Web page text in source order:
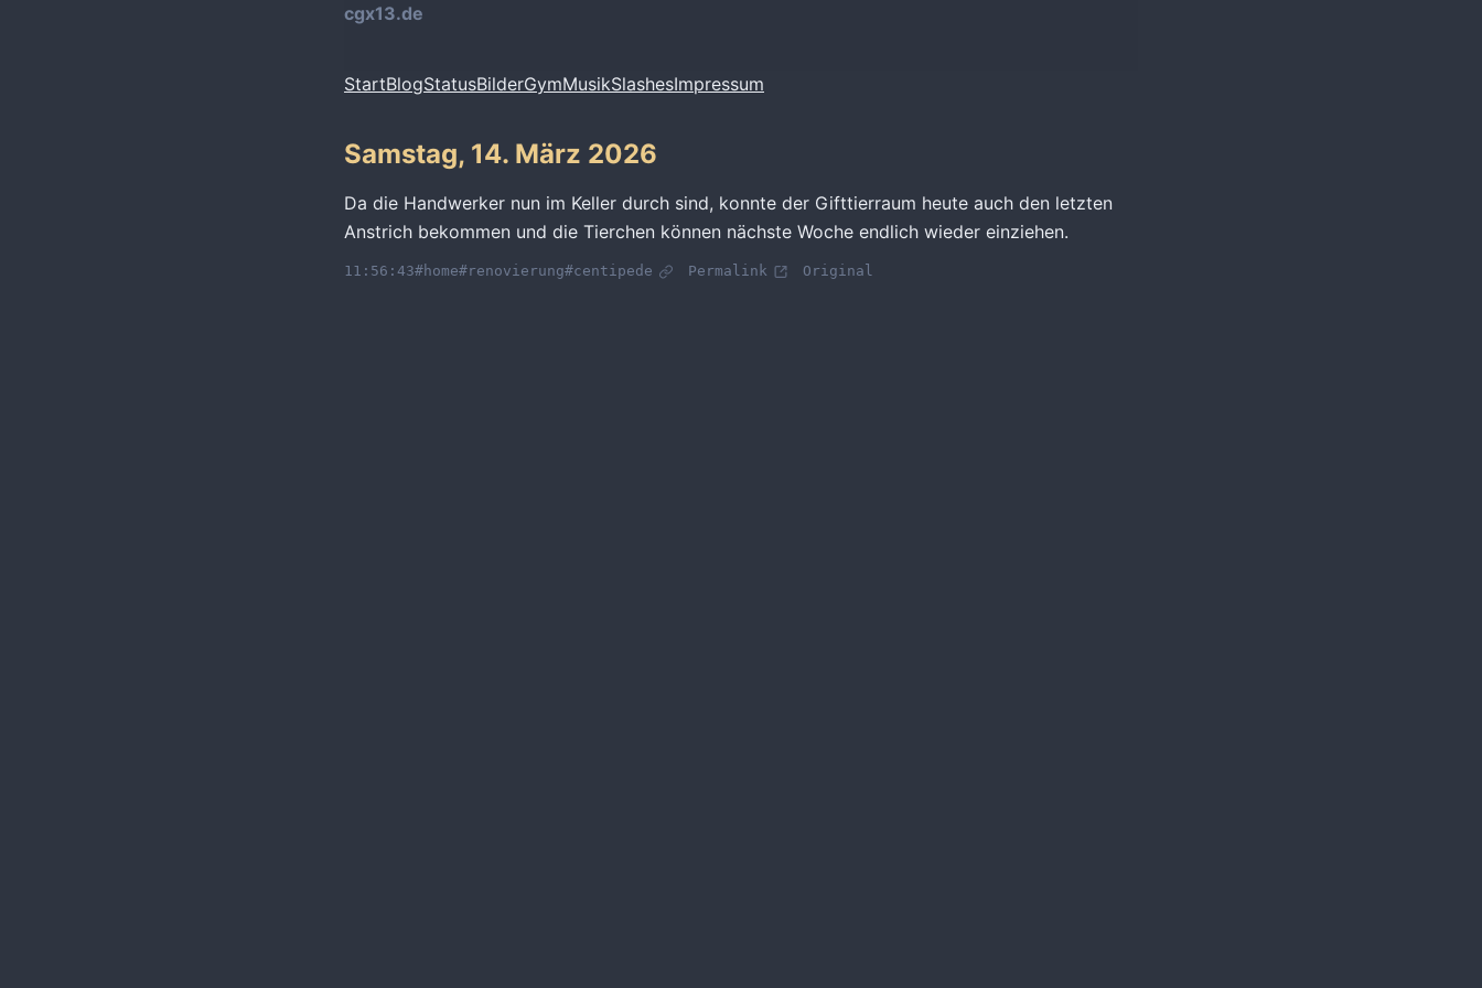
cgx13.de
StartBlogStatusBilderGymMusikSlashesImpressum
Samstag, 14. März 2026
Da die Handwerker nun im Keller durch sind, konnte der Gifttierraum heute auch den letzten
Anstrich bekommen und die Tierchen können nächste Woche endlich wieder einziehen.
11:56:43#home#renovierung#centipede Permalink Original